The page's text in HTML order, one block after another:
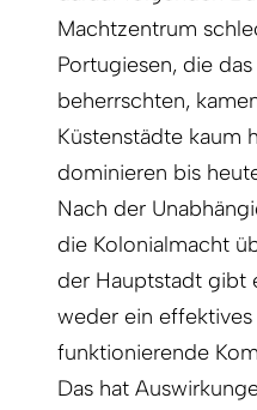
Machtzentrum
Portugiesen, die
beherrschten,
Küstenstädte kaum
dominieren bis
Nach der
die Kolonialmacht
der Hauptstadt gibt
weder ein
funktionierende
Das hat